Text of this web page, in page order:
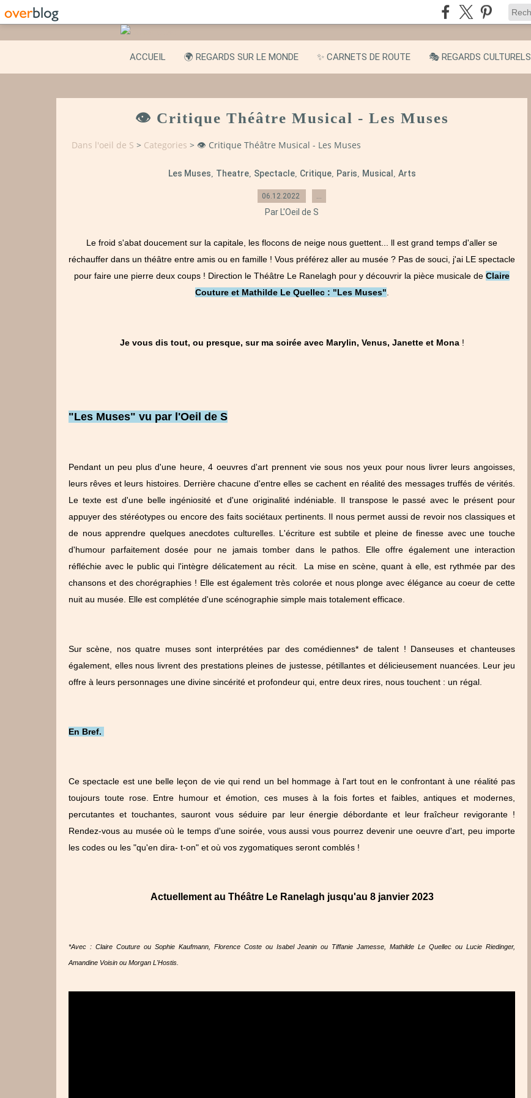
ACCUEIL 🌍 REGARDS SUR LE MONDE ✨ CARNETS DE ROUTE 🎭 REGARDS CULTURELS
👁️ Critique Théâtre Musical - Les Muses
Dans l'oeil de S > Categories > 👁️ Critique Théâtre Musical - Les Muses
Les Muses Theatre, Spectacle, Critique, Paris Musical Arts
06.12.2022
Par L'Oeil de S
Le froid s'abat doucement sur la capitale, les flocons de neige nous guettent... ll est grand temps d'aller se
réchauffer dans un théâtre entre amis ou en famille ! Vous préférez aller au musée ? Pas de souci, j'ai LE spectacle
pour faire une pierre deux coups ! Direction le Théâtre Le Ranelagh pour y découvrir la pièce musicale de Claire
Couture et Mathilde Le Quellec : "Les Muses"
Je vous dis tout, ou presque, sur ma soirée avec Marylin, Venus, Janette et Mona !
"Les Muses" vu par l'Oeil de S
Pendant un peu plus d'une heure, 4 oeuvres d'art prennent vie sous nos yeux pour nous livrer leurs angoisses,
leurs rêves et leurs histoires. Derrière chacune d'entre elles se cachent en réalité des messages truffés de vérités.
Le texte est d'une belle ingéniosité et d'une originalité indéniable. Il transpose le passé avec le présent pour
appuyer des stéréotypes ou encore des faits sociétaux pertinents. Il nous permet aussi de revoir nos classiques et
de nous apprendre quelques anecdotes culturelles. L'écriture est subtile et pleine de finesse avec une touche
d'humour parfaitement dosée pour ne jamais tomber dans le pathos. Elle offre également une interaction
réfléchie avec le public qui l'intègre délicatement au récit. La mise en scène, quant à elle, est rythmée par des
chansons et des chorégraphies ! Elle est également très colorée et nous plonge avec élégance au coeur de cette
nuit au musée. Elle est complétée d'une scénographie simple mais totalement efficace.
Sur scène, nos quatre muses sont interprétées par des comédiennes* de talent ! Danseuses et chanteuses
également, elles nous livrent des prestations pleines de justesse, pétillantes et délicieusement nuancées. Leur jeu
offre à leurs personnages une divine sincérité et profondeur qui, entre deux rires, nous touchent : un régal.
En Bref.
Ce spectacle est une belle leçon de vie qui rend un bel hommage à l'art tout en le confrontant à une réalité pas
toujours toute rose. Entre humour et émotion, ces muses à la fois fortes et faibles, antiques et modernes,
percutantes et touchantes, sauront vous séduire par leur énergie débordante et leur fraîcheur revigorante !
Rendez-vous au musée où le temps d'une soirée, vous aussi vous pourrez devenir une oeuvre d'art, peu importe
les codes ou les "qu'en dira- t-on" et où vos zygomatiques seront comblés !
Actuellement au Théâtre Le Ranelagh jusqu'au 8 janvier 2023
*Avec : Claire Couture ou Sophie Kaufmann, Florence Coste ou Isabel Jeanin ou Tiffanie Jamesse, Mathilde Le Quellec ou Lucie Riedinger,
Amandine Voisin ou Morgan L'Hostis.